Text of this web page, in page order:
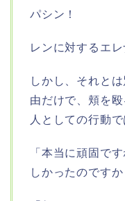
パシン！
レンに対するエ
しかし、それと
由だけで、頬を
人としての行動で
「本当に頑固で
しかったのですか